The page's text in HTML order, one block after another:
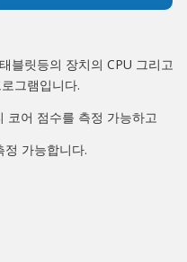
블릿등의 장치의 CPU 그리고
그램입니다.
코어 점수를 측정 가능하고
가능합니다.